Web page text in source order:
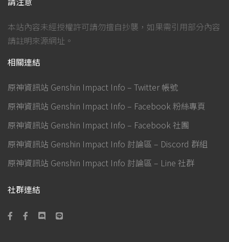
本站內容未經授權許可請勿擅自抄襲，如果需引用部分內容
請註明來源網址。
相關連結
原神資訊站 Genshin Impact Info – Twitter 帳號
原神資訊站 Genshin Impact Info – Facebook 粉絲專頁
原神資訊站 Genshin Impact Info – Facebook 社團
原神資訊站 Genshin Impact Info 討論區 – Discord 群組
原神資訊站 Genshin Impact Info 討論區 – Line 社群
社群連結